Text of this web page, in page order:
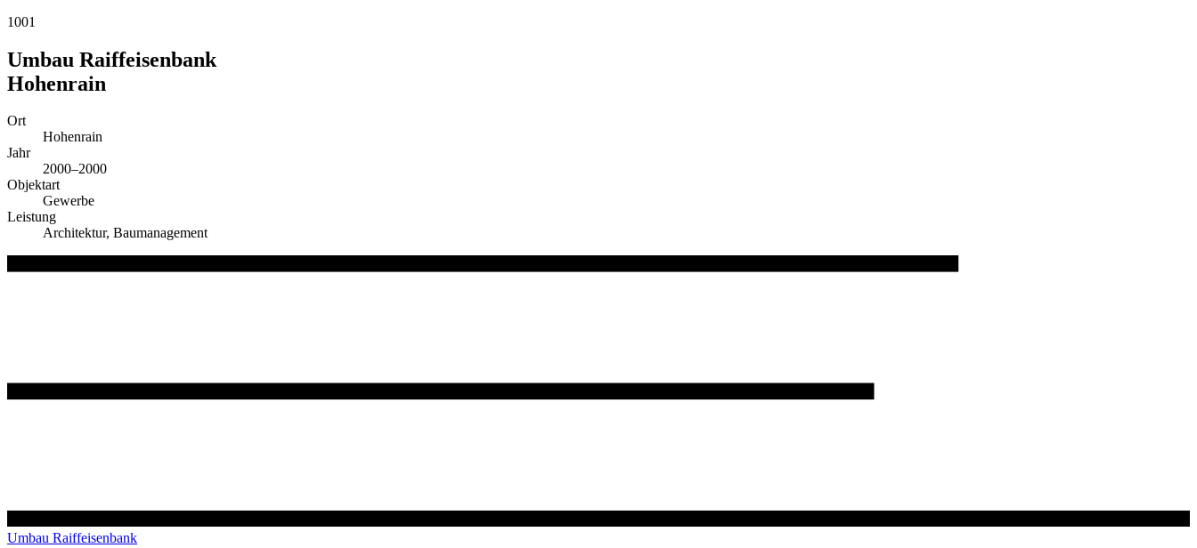
1001
Umbau Raiffeisenbank
Hohenrain
Ort
Hohenrain
Jahr
2000–2000
Objektart
Gewerbe
Leistung
Architektur, Baumanagement
Umbau Raiffeisenbank